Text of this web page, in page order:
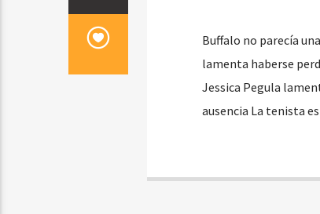
Buffalo no parecía
lamenta haberse
Jessica Pegula
ausencia La tenista